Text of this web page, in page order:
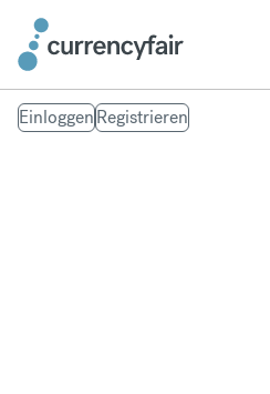
EinloggenRegistrieren